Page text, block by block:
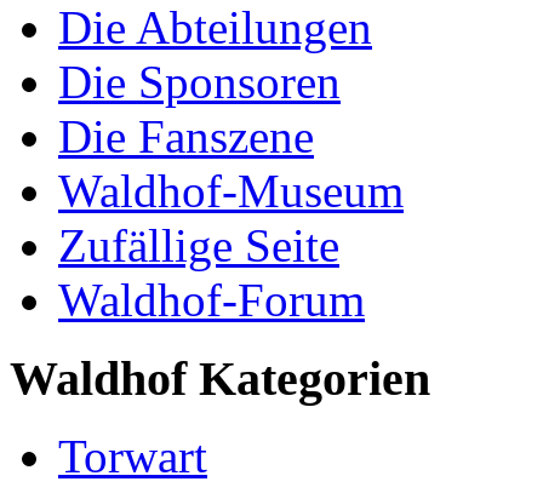
Die Abteilungen
Die Sponsoren
Die Fanszene
Waldhof-Museum
Zufällige Seite
Waldhof-Forum
Waldhof Kategorien
Torwart